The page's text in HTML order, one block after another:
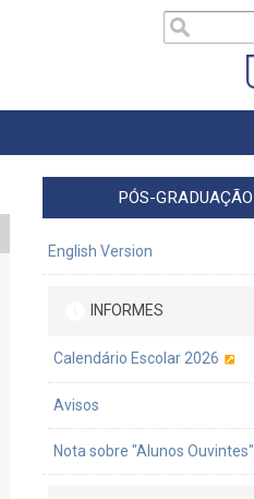
PÓS-GRADUAÇÃO
English Version
INFORMES
Calendário Escolar 2026
Avisos
Nota sobre "Alunos Ouvintes"